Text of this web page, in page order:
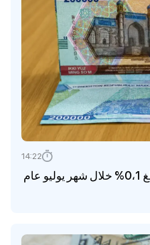
نسبة الانكماش في أوزبكستان تبلغ 0،1% خلال شهر يوليو عام
14:22